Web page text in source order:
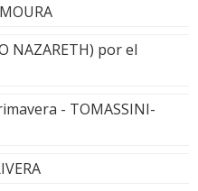
NAZARETH) por el
- TOMASSINI-